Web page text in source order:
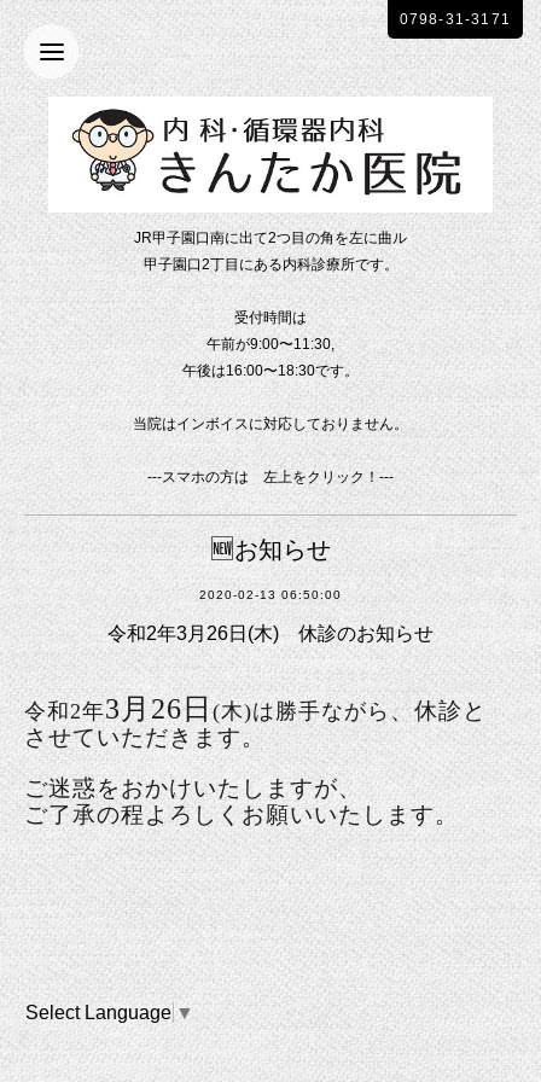
JR甲子園口南に出て2つ目の角を左に曲ル
甲子園口2丁目にある内科診療所です。
受付時間は
午前が9:00〜11:30,
午後は16:00〜18:30です。
当院はインボイスに対応しておりません。
---スマホの方は 左上をクリック！---
0798-31-3171
🆕お知らせ
2020-02-13 06:50:00
令和2年3月26日(木) 休診のお知らせ
令和2年3月26日(木)は勝手ながら 、休診と
させていただきます。
ご迷惑をおかけいたしますが、
ご了承の程よろしくお願いいたします。
Select Language ▼